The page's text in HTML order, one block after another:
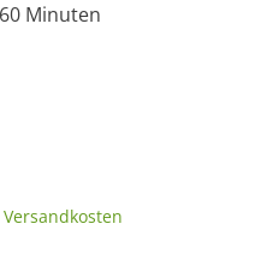
Minuten
Versandkosten